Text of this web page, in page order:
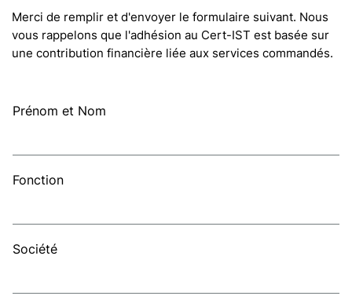
Merci de remplir et d'envoyer le formulaire suivant. Nous
vous rappelons que l'adhésion au Cert-IST est basée sur
une contribution financière liée aux services commandés.
Prénom et Nom
Fonction
Société